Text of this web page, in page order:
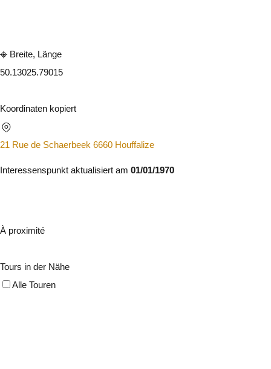
Breite, Länge
50.13025.79015
Koordinaten kopiert
21 Rue de Schaerbeek 6660 Houffalize
Interessenspunkt aktualisiert am 01/01/1970
À proximité
Tours in der Nähe
Alle Touren